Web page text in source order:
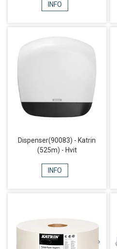
INFO
Dispenser(90083) - Katrin
(525m) - Hvit
INFO